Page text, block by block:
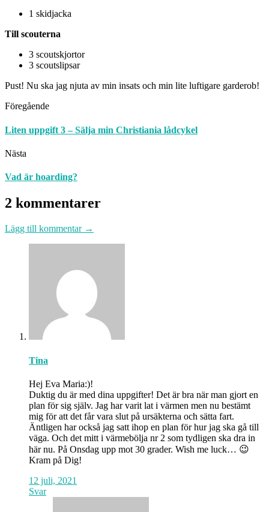
1 skidjacka
Till scouterna
3 scoutskjortor
3 scoutslipsar
Pust! Nu ska jag njuta av min insats och min lite luftigare garderob!
Föregående
Liten uppgift 3 – Sälja min Christiania lådcykel
Nästa
Vad är hoarding?
2 kommentarer
Lägg till kommentar →
Tina
Hej Eva Maria:)!
Duktig du är med dina uppgifter! Det är bra när man gjort en
plan för sig själv. Jag har varit lat i värmen men nu bestämt
mig för att det får vara slut på ursäkterna och sätta fart.
Äntligen har också jag satt ihop en plan för hur jag ska gå till
väga. Och det mitt i värmebölja nr 2 som tydligen ska dra in
här nu. På Onsdag upp mot 30 grader. Wish me luck… 😉
Kram på Dig!
12 juli, 2021
Svar